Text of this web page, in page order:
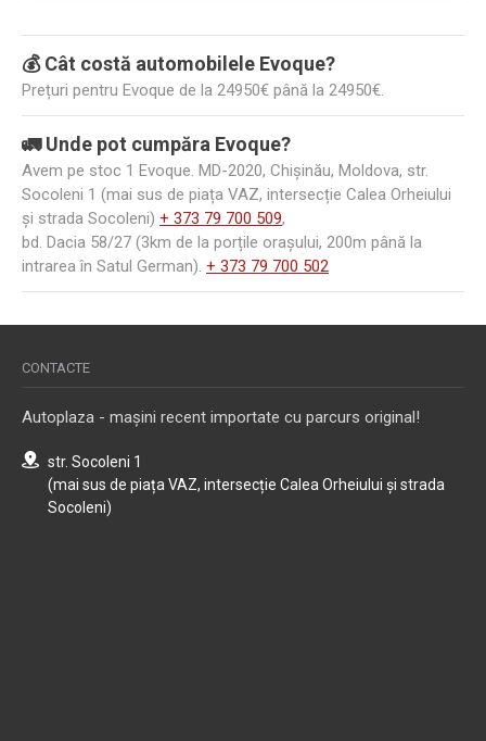
💰 Cât costă automobilele Evoque?
Prețuri pentru Evoque de la 24950€ până la 24950€.
🚛 Unde pot cumpăra Evoque?
Avem pe stoc 1 Evoque. MD-2020, Chișinău, Moldova, str.
Socoleni 1 (mai sus de piața VAZ, intersecție Calea Orheiului
și strada Socoleni) + 373 79 700 509,
bd. Dacia 58/27 (3km de la porțile orașului, 200m până la
intrarea în Satul German). + 373 79 700 502
CONTACTE
Autoplaza - mașini recent importate cu parcurs original!
str. Socoleni 1
(mai sus de piața VAZ, intersecție Calea Orheiului și strada
Socoleni)